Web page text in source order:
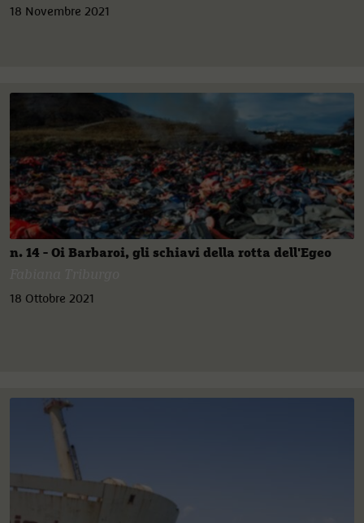
18 Novembre 2021
n. 14 - Oi Barbaroi, gli schiavi della rotta dell'Egeo
18 Ottobre 2021